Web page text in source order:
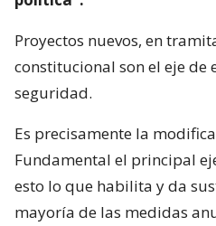
Proyectos nuevos, en
constitucional son el eje de
seguridad.
Es precisamente la
Fundamental el principal
esto lo que habilita y da
mayoría de las medidas